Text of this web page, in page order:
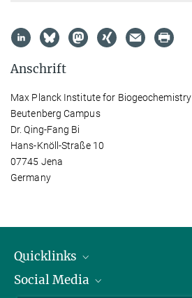
Anschrift
Max Planck Institute for Biogeochemistry
Beutenberg Campus
Dr. Qing-Fang Bi
Hans-Knöll-Straße 10
07745 Jena
Germany
Quicklinks
IMPRS Graduiertenschule
Social Media